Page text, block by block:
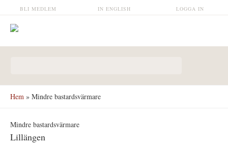
Hoppa till huvudinnehåll LOGGA IN
IN ENGLISH
BLI MEDLEM
Hem » Mindre bastardsvärmare
Mindre bastardsvärmare
Lillängen